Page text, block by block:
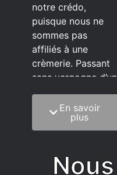
notre crédo,
puisque nous ne
sommes pas
affiliés à une
crèmerie. Passant
sans vergogne d’un
C’est quoi notre
méthode?
sagesse de la
En savoir
plus
Nous